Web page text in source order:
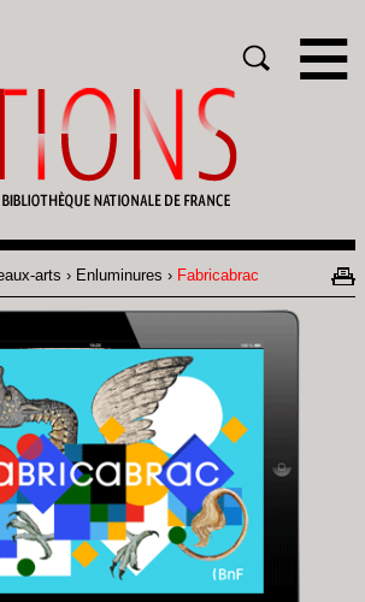
arts Enluminures Fabricabrac